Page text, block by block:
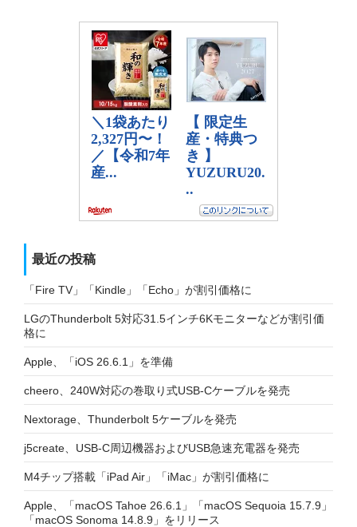
最近の投稿
「Fire TV」「Kindle」「Echo」が割引価格に
LGのThunderbolt 5対応31.5インチ6Kモニターなどが割引価
格に
Apple、「iOS 26.6.1」を準備
cheero、240W対応の巻取り式USB-Cケーブルを発売
Nextorage、Thunderbolt 5ケーブルを発売
j5create、USB-C周辺機器およびUSB急速充電器を発売
M4チップ搭載「iPad Air」「iMac」が割引価格に
Apple、「macOS Tahoe 26.6.1」「macOS Sequoia 15.7.9」
「macOS Sonoma 14.8.9」をリリース